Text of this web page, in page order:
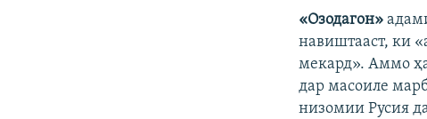
«Озодагон»
навиштааст, ки
мекард». Аммо
дар масоиле
низомии Русия